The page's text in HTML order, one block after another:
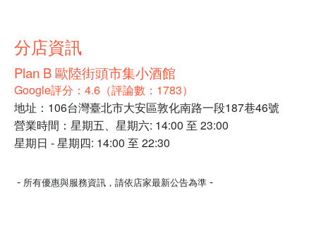
分店資訊
Plan B 歐陸街頭市集小酒館
Google評分：4.6（評論數：1783）
地址：106台灣臺北市大安區敦化南路一段187巷46號
營業時間：星期五、星期六: 14:00 至 23:00
星期日 - 星期四: 14:00 至 22:30
- 所有優惠與服務資訊，請依店家最新公告為準 -